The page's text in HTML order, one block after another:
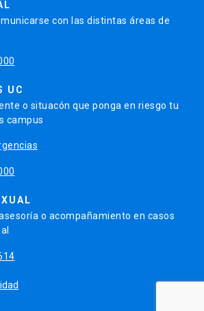
con las distintas áreas de
UC
o situacón que ponga en riesgo tu
campus
o acompañamiento en casos